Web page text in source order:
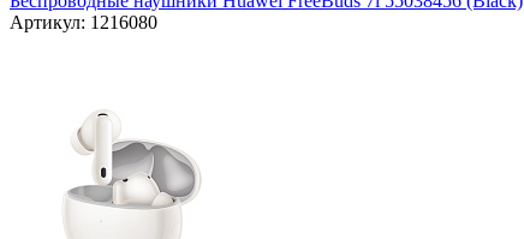
Артикул: 1216080